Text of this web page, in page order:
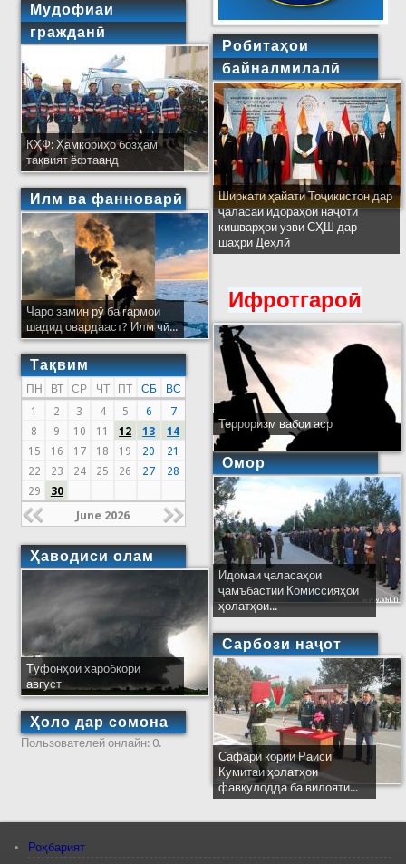
Мудофиаи
гражданӣ
КҲФ: Ҳамкориҳо бозҳам
тақвият ёфтаанд
Илм ва фанноварӣ
Чаро замин рӯ ба гармои
шадид овардааст? Илм чӣ...
Тақвим
ПН ВТ СР ЧТ ПТ СБ
ВС
1
2 3 4 5 6
7
8
9 10 11 12 13
14
15
16 17 18 19 20
21
22
23 24 25 26 27
28
29
30
June 2026
Ҳаводиси олам
Тӯфонҳои харобкори
август
Ҳоло дар сомона
Пользователей онлайн: 0.
Робитаҳои
байналмилалӣ
Ширкати ҳайати Тоҷикистон дар
ҷаласаи идораҳои наҷоти
кишварҳои узви СҲШ дар
шаҳри Деҳлӣ
Ифротгароӣ
Терроризм вабои аср
Омор
Идомаи ҷаласаҳои
ҷамъбастии Комиссияҳои
ҳолатҳои...
Сарбози наҷот
Сафари кории Раиси
Кумитаи ҳолатҳои
фавқулодда ба вилояти...
Роҳбарият